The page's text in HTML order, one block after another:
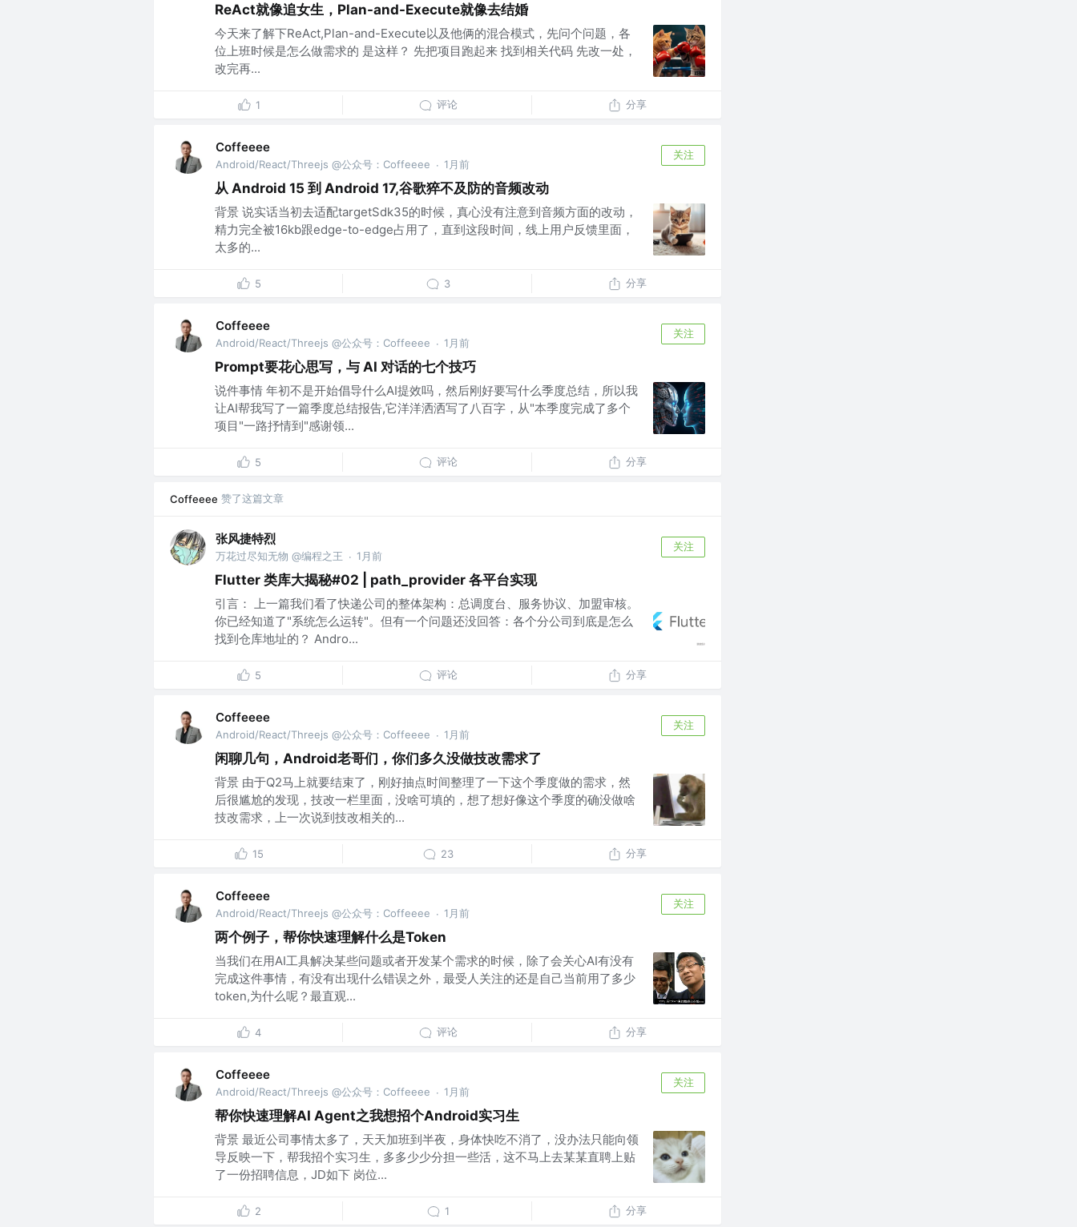
ReAct就像追女生，Plan-and-Execute就像去结婚
今天来了解下ReAct,Plan-and-Execute以及他俩的混合模式，先问个问题，各
位上班时候是怎么做需求的 是这样？ 先把项目跑起来 找到相关代码 先改一处，
改完再...
1 评论 分享
Coffeeee
Android/React/Threejs @公众号：Coffeeee · 1月前
关注
从 Android 15 到 Android 17,谷歌猝不及防的音频改动
背景 说实话当初去适配targetSdk35的时候，真心没有注意到音频方面的改动，
精力完全被16kb跟edge-to-edge占用了，直到这段时间，线上用户反馈里面，
太多的...
5 3 分享
Coffeeee
Android/React/Threejs @公众号：Coffeeee · 1月前
关注
Prompt要花心思写，与 AI 对话的七个技巧
说件事情 年初不是开始倡导什么AI提效吗，然后刚好要写什么季度总结，所以我
让AI帮我写了一篇季度总结报告,它洋洋洒洒写了八百字，从"本季度完成了多个
项目"一路抒情到"感谢领...
5 评论 分享
Coffeeee 赞了这篇文章
张风捷特烈
万花过尽知无物 @编程之王 · 1月前
关注
Flutter 类库大揭秘#02 | path_provider 各平台实现
引言： 上一篇我们看了快递公司的整体架构：总调度台、服务协议、加盟审核。
你已经知道了"系统怎么运转"。但有一个问题还没回答：各个分公司到底是怎么
找到仓库地址的？ Andro...
5 评论 分享
Coffeeee
Android/React/Threejs @公众号：Coffeeee · 1月前
关注
闲聊几句，Android老哥们，你们多久没做技改需求了
背景 由于Q2马上就要结束了，刚好抽点时间整理了一下这个季度做的需求，然
后很尴尬的发现，技改一栏里面，没啥可填的，想了想好像这个季度的确没做啥
技改需求，上一次说到技改相关的...
15 23 分享
Coffeeee
Android/React/Threejs @公众号：Coffeeee · 1月前
关注
两个例子，帮你快速理解什么是Token
当我们在用AI工具解决某些问题或者开发某个需求的时候，除了会关心AI有没有
完成这件事情，有没有出现什么错误之外，最受人关注的还是自己当前用了多少
token,为什么呢？最直观...
4 评论 分享
Coffeeee
Android/React/Threejs @公众号：Coffeeee · 1月前
关注
帮你快速理解AI Agent之我想招个Android实习生
背景 最近公司事情太多了，天天加班到半夜，身体快吃不消了，没办法只能向领
导反映一下，帮我招个实习生，多多少少分担一些活，这不马上去某某直聘上贴
了一份招聘信息，JD如下 岗位...
2 1 分享